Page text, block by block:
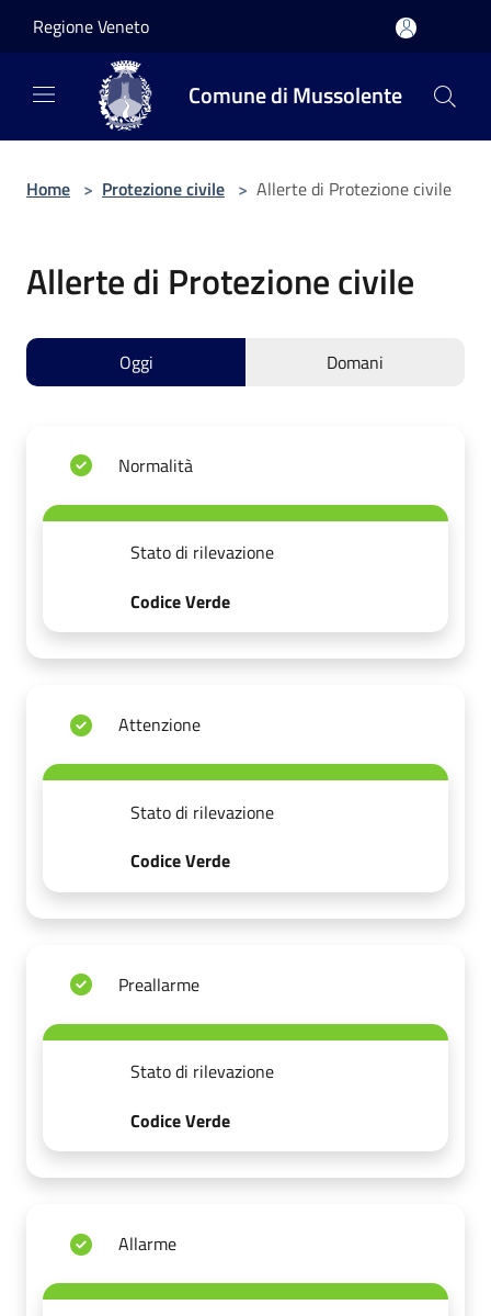
Regione Veneto
Comune di Mussolente
Home > Protezione civile > Allerte di Protezione civile
Allerte di Protezione civile
Oggi Domani
Normalità
Stato di rilevazione
Codice Verde
Attenzione
Stato di rilevazione
Codice Verde
Preallarme
Stato di rilevazione
Codice Verde
Allarme